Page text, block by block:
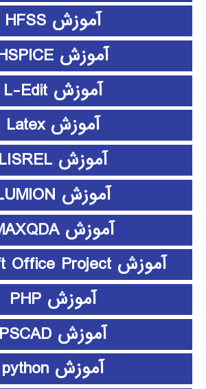
آموزش HFSS
آموزش HSPICE
آموزش L-Edit
آموزش Latex
آموزش LISREL
آموزش LUMION
آموزش MAXQDA
آموزش Microsoft Office Project
آموزش PHP
آموزش PSCAD
آموزش python